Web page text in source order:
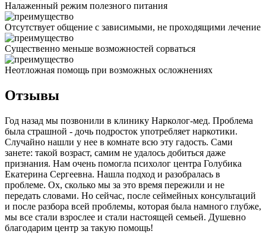
Налаженный режим полезного питания
Отсутствует общение с зависимыми, не проходящими лечение
Существенно меньше возможностей сорваться
Неотложная помощь при возможных осложнениях
Отзывы
Год назад мы позвонили в клинику Нарколог-мед. Проблема
была страшной - дочь подросток употребляет наркотики.
Случайно нашли у нее в комнате всю эту гадость. Сами
занете: такой возраст, самим не удалось добиться даже
признания. Нам очень помогла психолог центра Голубика
Екатерина Сергеевна. Нашла подход и разобралась в
проблеме. Ох, сколько мы за это время пережили и не
передать словами. Но сейчас, после сеймейных консультаций
и после разбора всей проблемы, которая была намного глубже,
мы все стали взрослее и стали настоящей семьей. Душевно
благодарим центр за такую помощь!